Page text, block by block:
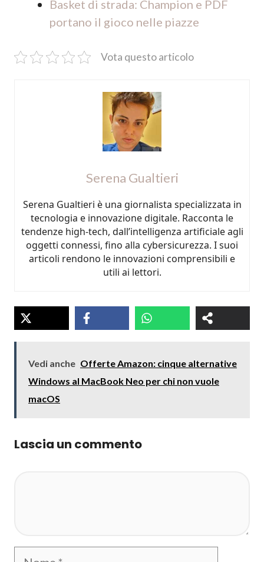
Basket di strada: Champion e PDF
portano il gioco nelle piazze
Vota questo articolo
Serena Gualtieri
Serena Gualtieri è una giornalista specializzata in
tecnologia e innovazione digitale. Racconta le
tendenze high-tech, dall’intelligenza artificiale agli
oggetti connessi, fino alla cybersicurezza. I suoi
articoli rendono le innovazioni comprensibili e
utili ai lettori.
Vedi anche Offerte Amazon: cinque alternative
Windows al MacBook Neo per chi non vuole
macOS
Lascia un commento